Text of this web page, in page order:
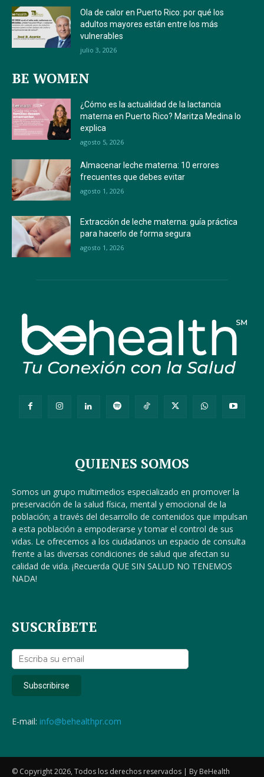
Ola de calor en Puerto Rico: por qué los
adultos mayores están entre los más
vulnerables
julio 3, 2026
BE WOMEN
¿Cómo es la actualidad de la lactancia
materna en Puerto Rico? Maritza Medina lo
explica
agosto 5, 2026
Almacenar leche materna: 10 errores
frecuentes que debes evitar
agosto 1, 2026
Extracción de leche materna: guía práctica
para hacerlo de forma segura
agosto 1, 2026
QUIENES SOMOS
Somos un grupo multimedios especializado en promover la
preservación de la salud física, mental y emocional de la
población; a través del desarrollo de contenidos que impulsan
a esta población a empoderarse y tomar el control de sus
vidas. Le ofrecemos a los ciudadanos un espacio de consulta
frente a las diversas condiciones de salud que afectan su
calidad de vida. ¡Recuerda QUE SIN SALUD NO TENEMOS
NADA!
SUSCRÍBETE
E-mail: info@behealthpr.com
© Copyright 2026, Todos los derechos reservados | By BeHealth